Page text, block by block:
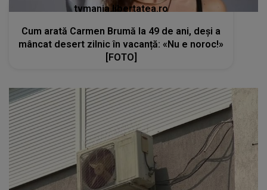
tvmania.libertatea.ro
Cum arată Carmen Brumă la 49 de ani, deși a
mâncat desert zilnic în vacanță: «Nu e noroc!»
[FOTO]